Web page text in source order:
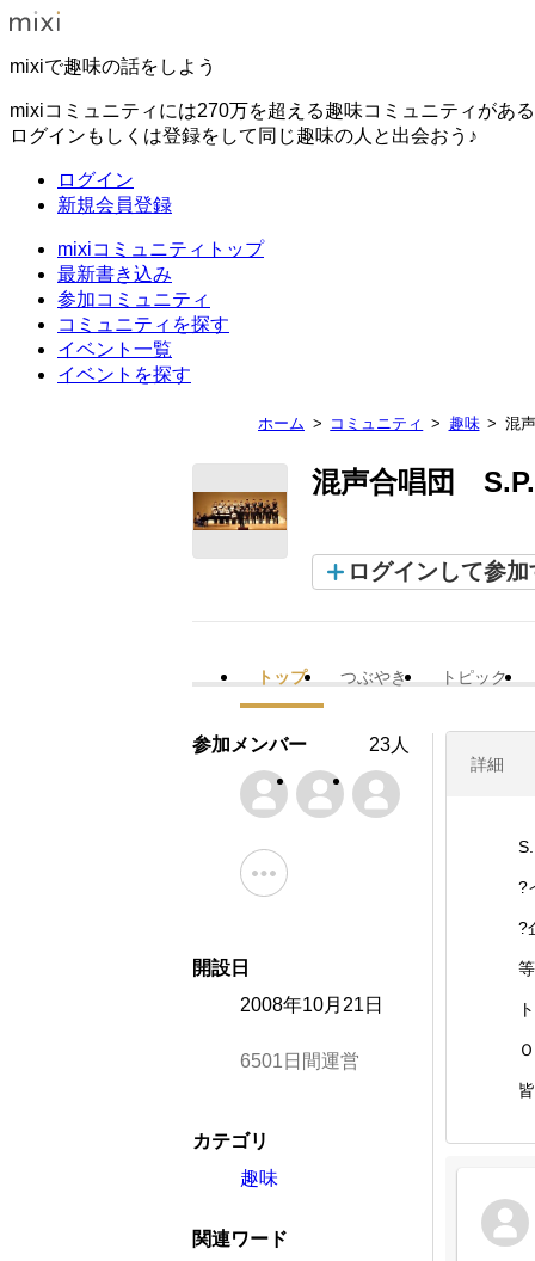
mixiで趣味の話をしよう
mixiコミュニティには270万を超える趣味コミュニティがあ
ログインもしくは登録をして同じ趣味の人と出会おう♪
ログイン
新規会員登録
mixiコミュニティトップ
最新書き込み
参加コミュニティ
コミュニティを探す
イベント一覧
イベントを探す
ホーム コミュニティ 趣味 混
混声合唱団
ログインして参加
トップ つぶやき トピック
詳細
?
?
参加メンバー 23人
開設日
2008年10月21日
6501日間運営
カテゴリ
趣味
関連ワード